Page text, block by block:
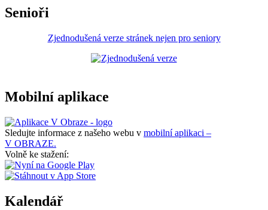
Senioři
Zjednodušená verze stránek nejen pro seniory
Mobilní aplikace
Sledujte informace z našeho webu v mobilní aplikaci –
V OBRAZE.
Volně ke stažení:
Kalendář